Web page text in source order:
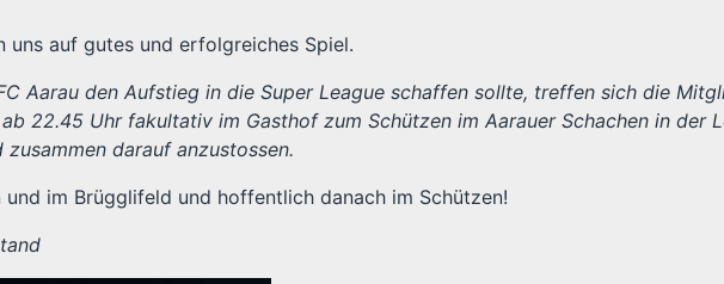
uns auf gutes und erfolgreiches Spiel.
Aarau den Aufstieg in die Super League schaffen sollte, treffen sich die
22.45 Uhr fakultativ im Gasthof zum Schützen im Aarauer Schachen in der
zusammen darauf anzustossen.
und im Brügglifeld und hoffentlich danach im Schützen!